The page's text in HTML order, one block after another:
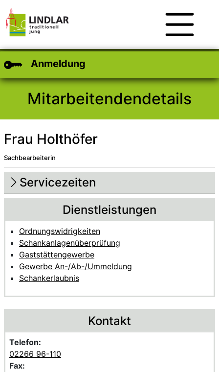
Anmeldung
Mitarbeitendendetails
Frau Holthöfer
Sachbearbeiterin
Beschreibung
Beschreibung Intern
Servicezeiten
Dienstleistungen
Ordnungswidrigkeiten
Schankanlagenüberprüfung
Gaststättengewerbe
Gewerbe An-/Ab-/Ummeldung
Schankerlaubnis
Kontakt
Telefon:
02266 96-110
Fax: